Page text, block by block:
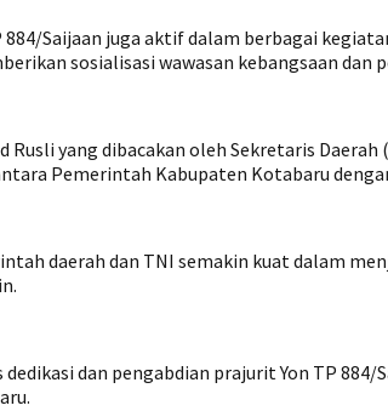
Saijaan juga aktif dalam berbagai
sosialisasi wawasan kebangsaan
yang dibacakan oleh Sekretaris
Pemerintah Kabupaten Kotabaru
daerah dan TNI semakin kuat dalam
dan pengabdian prajurit Yon TP